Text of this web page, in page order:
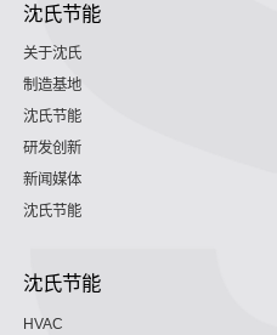
沈氏节能
关于沈氏
制造基地
沈氏节能
研发创新
新闻媒体
沈氏节能
沈氏节能
HVAC